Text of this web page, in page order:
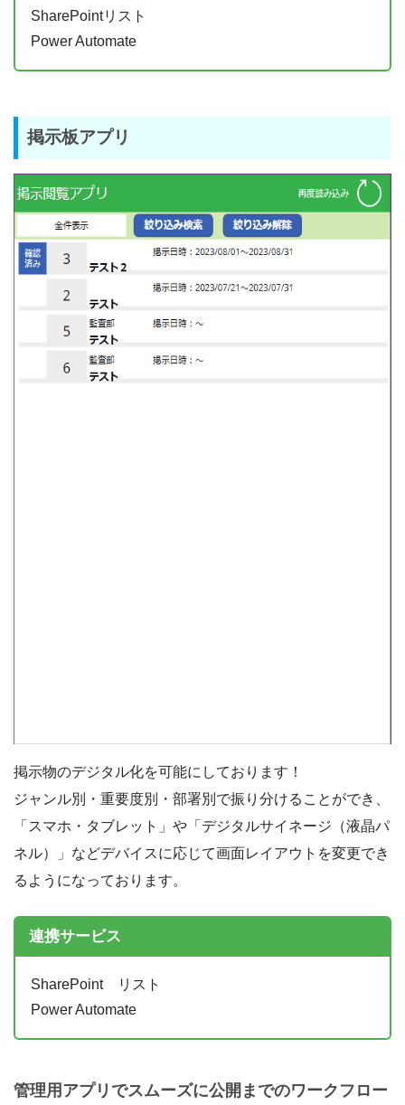
SharePointリスト
Power Automate
掲示板アプリ
掲示物のデジタル化を可能にしております！
ジャンル別・重要度別・部署別で振り分けることができ、
「スマホ・タブレット」や「デジタルサイネージ（液晶パ
ネル）」などデバイスに応じて画面レイアウトを変更でき
るようになっております。
連携サービス
SharePoint リスト
Power Automate
管理用アプリでスムーズに公開までのワークフロー